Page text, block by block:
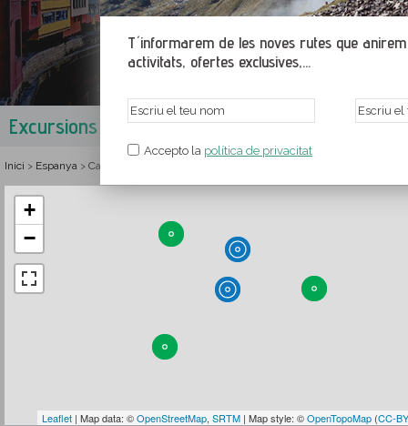
T´informarem de les noves rutes que
activitats, ofertes exclusives,...
Accepto la política de privacitat
Excursions al Gironès
Inici > Espanya > Catalunya
+
−
Leaflet | Map data: ©OpenStreetMap, SRTM | Map style: ©OpenTopoMap (CC-